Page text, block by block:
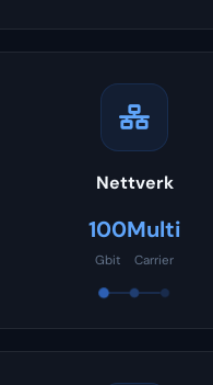
Nettverk
100
Gbit
Multi
Carrier